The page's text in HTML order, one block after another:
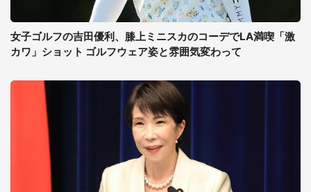
女子ゴルフの吉田優利、膝上ミニスカのコーデでLA満喫「激
カワ」ショット ゴルフウェア姿と雰囲気変わって